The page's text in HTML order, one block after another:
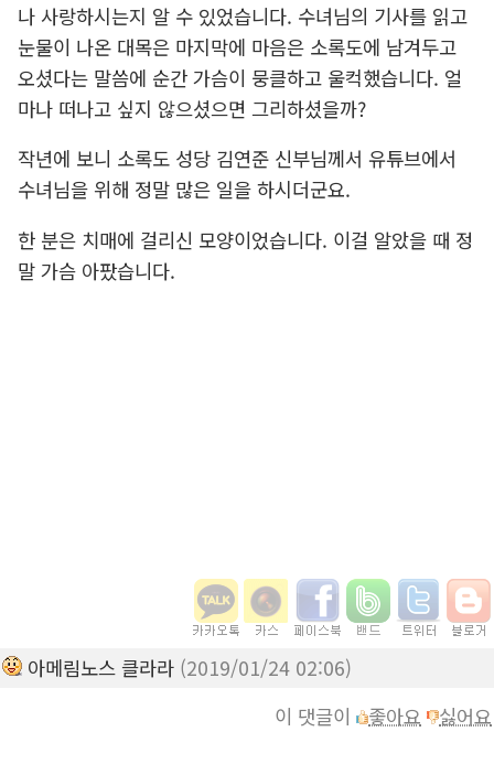
나 사랑하시는지 알 수 있었습니다. 수녀님의 기사를 읽고
눈물이 나온 대목은 마지막에 마음은 소록도에 남겨두고
오셨다는 말씀에 순간 가슴이 뭉클하고 울컥했습니다. 얼
마나 떠나고 싶지 않으셨으면 그리하셨을까?
작년에 보니 소록도 성당 김연준 신부님께서 유튜브에서
수녀님을 위해 정말 많은 일을 하시더군요.
한 분은 치매에 걸리신 모양이었습니다. 이걸 알았을 때 정
말 가슴 아팠습니다.
아메림노스 클라라 (2019/01/24 02:06)
이 댓글이
좋아요 싫어요